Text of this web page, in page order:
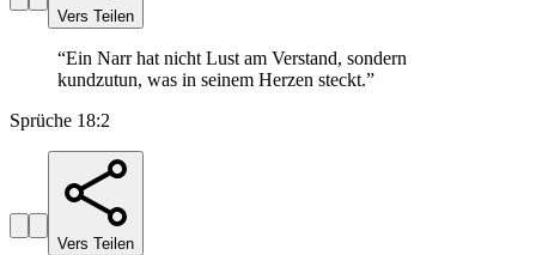
Vers Teilen
“Ein Narr hat nicht Lust am Verstand, sondern
kundzutun, was in seinem Herzen steckt.”
Sprüche 18:2
Vers Teilen